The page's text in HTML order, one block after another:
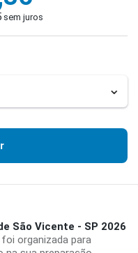
sem juros
São Vicente - SP 2026
foi organizada para